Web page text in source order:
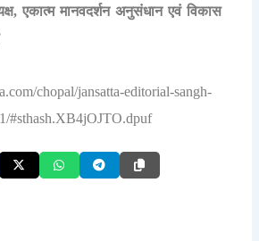
,एकात्म मानवदर्शन अनुसंधान एवं विकास
chopal/jansatta-editorial-sangh-
#sthash.XB4jOJTO.dpuf